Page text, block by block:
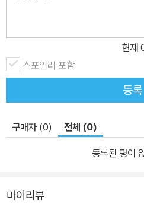
현재
스포일러 포함
등록
구매자 (0) 전체 (0)
등록된 평이
마이리뷰